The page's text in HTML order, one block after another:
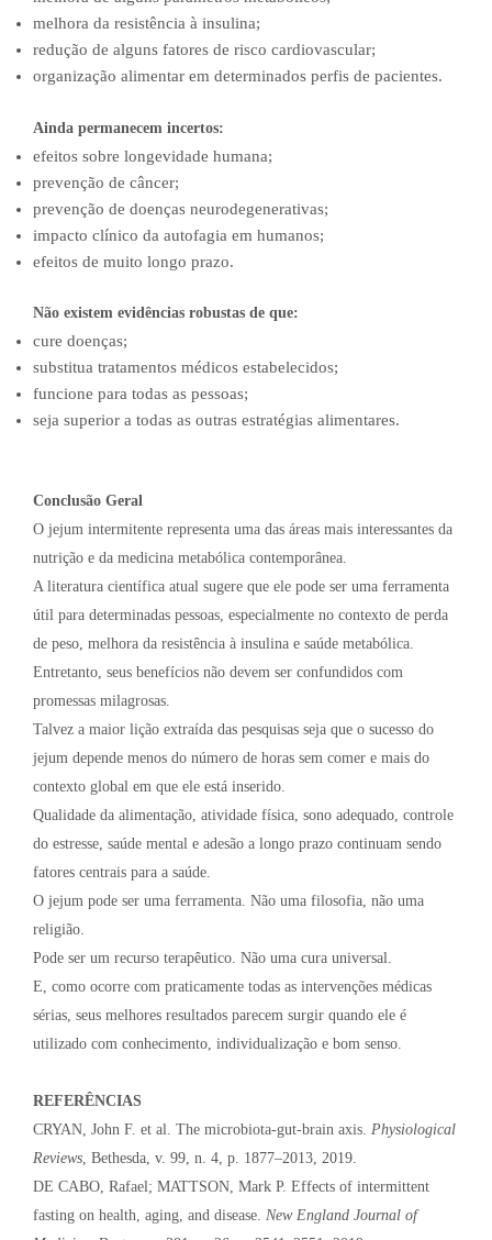
melhora da resistência à insulina;
redução de alguns fatores de risco cardiovascular;
organização alimentar em determinados perfis de pacientes.
Ainda permanecem incertos:
efeitos sobre longevidade humana;
prevenção de câncer;
prevenção de doenças neurodegenerativas;
impacto clínico da autofagia em humanos;
efeitos de muito longo prazo.
Não existem evidências robustas de que:
cure doenças;
substitua tratamentos médicos estabelecidos;
funcione para todas as pessoas;
seja superior a todas as outras estratégias alimentares.
Conclusão Geral
O jejum intermitente representa uma das áreas mais interessantes da
nutrição e da medicina metabólica contemporânea.
A literatura científica atual sugere que ele pode ser uma ferramenta
útil para determinadas pessoas, especialmente no contexto de perda
de peso, melhora da resistência à insulina e saúde metabólica.
Entretanto, seus benefícios não devem ser confundidos com
promessas milagrosas.
Talvez a maior lição extraída das pesquisas seja que o sucesso do
jejum depende menos do número de horas sem comer e mais do
contexto global em que ele está inserido.
Qualidade da alimentação, atividade física, sono adequado, controle
do estresse, saúde mental e adesão a longo prazo continuam sendo
fatores centrais para a saúde.
O jejum pode ser uma ferramenta. Não uma filosofia, não uma
religião.
Pode ser um recurso terapêutico. Não uma cura universal.
E, como ocorre com praticamente todas as intervenções médicas
sérias, seus melhores resultados parecem surgir quando ele é
utilizado com conhecimento, individualização e bom senso.
REFERÊNCIAS
CRYAN, John F. et al. The microbiota-gut-brain axis. Physiological
Reviews , Bethesda, v. 99, n. 4, p. 1877–2013, 2019.
DE CABO, Rafael; MATTSON, Mark P. Effects of intermittent
fasting on health, aging, and disease. New England Journal of